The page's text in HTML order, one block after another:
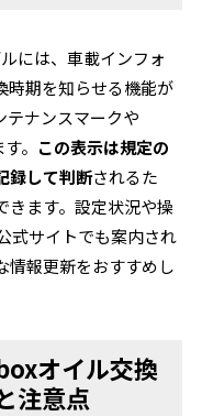
には、車載インフォ
時期を知らせる機能が
テナンスマークや
。 この表示は規定の
録して判断されるた
きます。設定状況や操
式サイトでも案内され
情報更新をおすすめし
オイル交換
注意点